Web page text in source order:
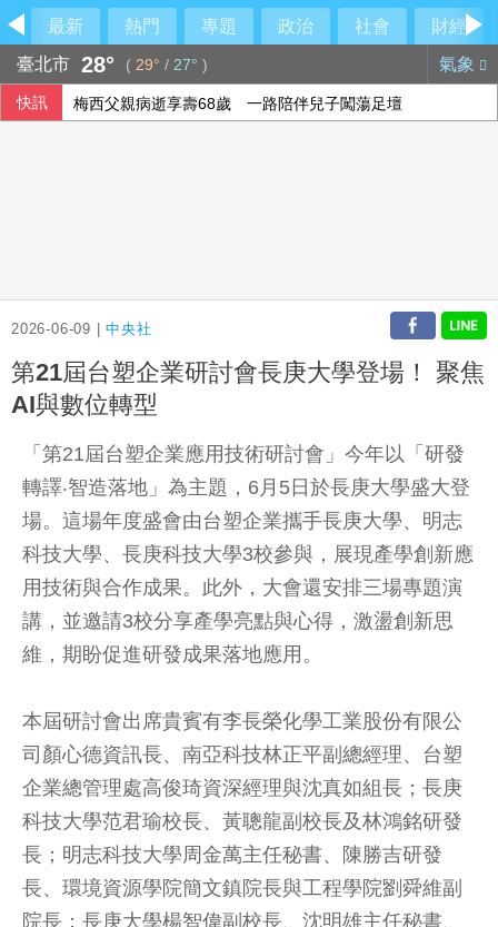
最新 熱門 專題 政治 社會
財經
臺北市 28° ( 29° / 27° ) 氣象
快訊 梅西父親病逝享壽68歲 一路陪伴兒子闖蕩足壇
2026-06-09 |中央社
第21屆台塑企業研討會長庚大學登場！ 聚焦
AI與數位轉型
「第21屆台塑企業應用技術研討會」今年以「研發
轉譯‧智造落地」為主題，6月5日於長庚大學盛大登
場。這場年度盛會由台塑企業攜手長庚大學、明志
科技大學、長庚科技大學3校參與，展現產學創新應
用技術與合作成果。此外，大會還安排三場專題演
講，並邀請3校分享產學亮點與心得，激盪創新思
維，期盼促進研發成果落地應用。
本屆研討會出席貴賓有李長榮化學工業股份有限公
司顏心德資訊長、南亞科技林正平副總經理、台塑
企業總管理處高俊琦資深經理與沈真如組長；長庚
科技大學范君瑜校長、黃聰龍副校長及林鴻銘研發
長；明志科技大學周金萬主任秘書、陳勝吉研發
長、環境資源學院簡文鎮院長與工程學院劉舜維副
院長；長庚大學楊智偉副校長、沈明雄主任秘書、